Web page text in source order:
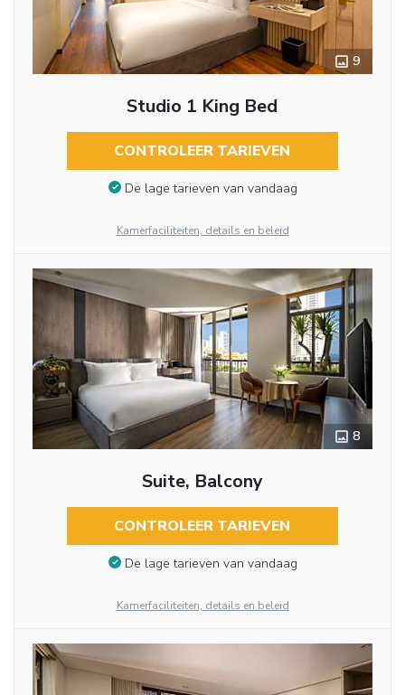
9
Studio 1 King Bed
CONTROLEER TARIEVEN
De lage tarieven van vandaag
Kamerfaciliteiten, details en beleid
8
Suite, Balcony
CONTROLEER TARIEVEN
De lage tarieven van vandaag
Kamerfaciliteiten, details en beleid